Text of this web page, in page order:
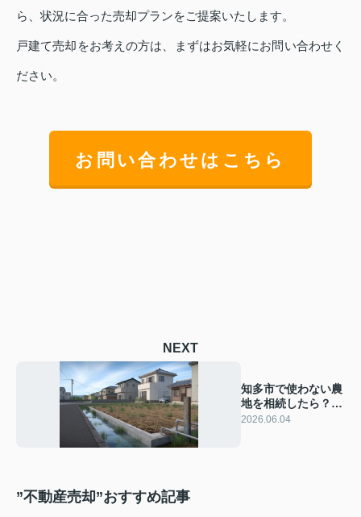
ら、状況に合った売却プランをご提案いたします。
戸建て売却をお考えの方は、まずはお気軽にお問い合わせく
ださい。
お問い合わせはこちら
NEXT
知多市で使わない農
地を相続したら？売
りたい人の手続きと
2026.06.04
”不動産売却”おすすめ記事